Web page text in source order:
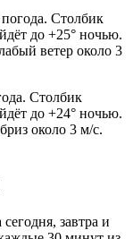
погода. Столбик
до +25° ночью.
ветер около 3
Столбик
до +24° ночью.
около 3 м/с.
завтра и